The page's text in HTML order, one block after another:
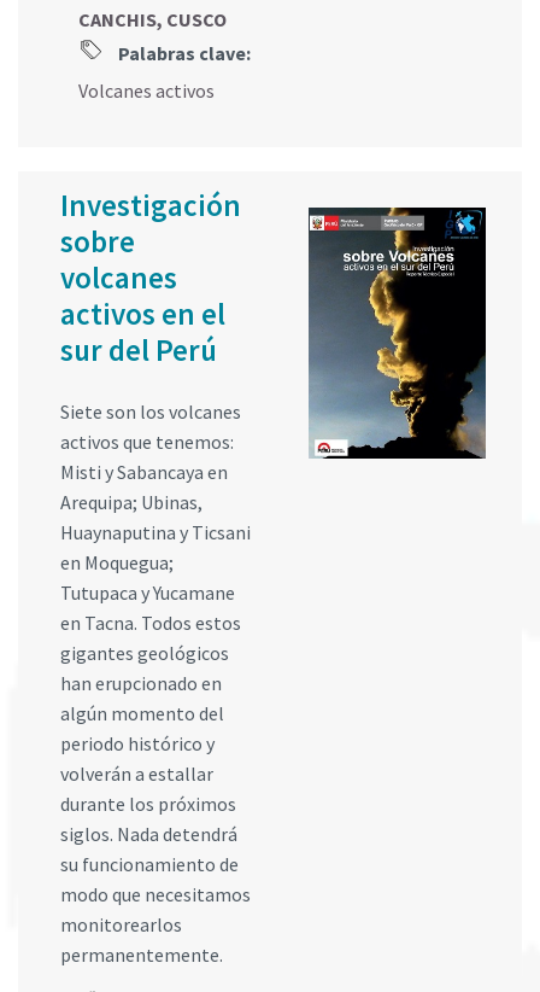
CANCHIS, CUSCO
Palabras clave:
Volcanes activos
Investigación
sobre
volcanes
activos en el
sur del Perú
Siete son los volcanes
activos que tenemos:
Misti y Sabancaya en
Arequipa; Ubinas,
Huaynaputina y Ticsani
en Moquegua;
Tutupaca y Yucamane
en Tacna. Todos estos
gigantes geológicos
han erupcionado en
algún momento del
periodo histórico y
volverán a estallar
durante los próximos
siglos. Nada detendrá
su funcionamiento de
modo que necesitamos
monitorearlos
permanentemente.